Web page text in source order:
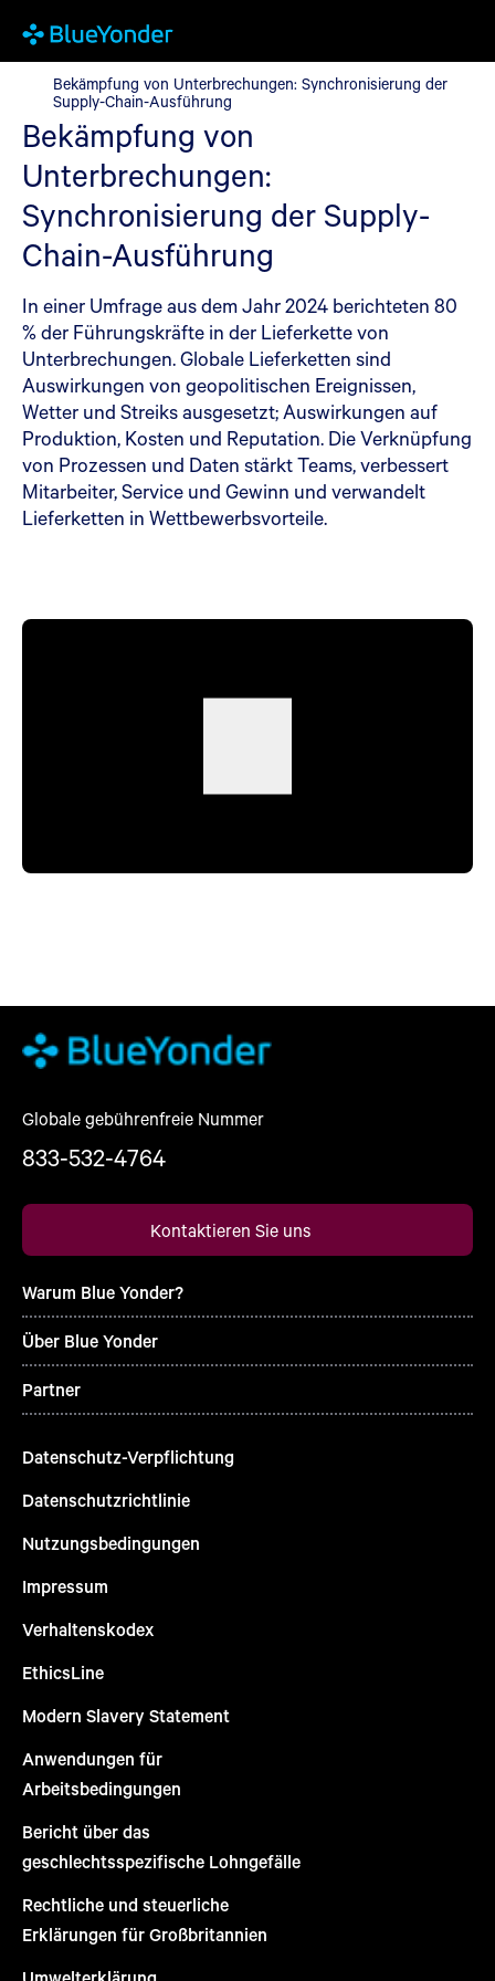
Bekämpfung von Unterbrechungen: Synchronisierung der
Bekämpfung von Unterbrechungen: Synchronisierung der
Supply-Chain-Ausführung
Bekämpfung von
Unterbrechungen:
Synchronisierung der Supply-
Chain-Ausführung
In einer Umfrage aus dem Jahr 2024 berichteten 80
% der Führungskräfte in der Lieferkette von
Unterbrechungen. Globale Lieferketten sind
Auswirkungen von geopolitischen Ereignissen,
Wetter und Streiks ausgesetzt; Auswirkungen auf
Produktion, Kosten und Reputation. Die Verknüpfung
von Prozessen und Daten stärkt Teams, verbessert
Mitarbeiter, Service und Gewinn und verwandelt
Lieferketten in Wettbewerbsvorteile.
Globale gebührenfreie Nummer
833-532-4764
Kontaktieren Sie uns
Warum Blue Yonder?
Über Blue Yonder
Partner
Datenschutz-Verpflichtung
Datenschutzrichtlinie
Nutzungsbedingungen
Impressum
Verhaltenskodex
EthicsLine
Modern Slavery Statement
Anwendungen für
Arbeitsbedingungen
Bericht über das
geschlechtsspezifische Lohngefälle
Rechtliche und steuerliche
Erklärungen für Großbritannien